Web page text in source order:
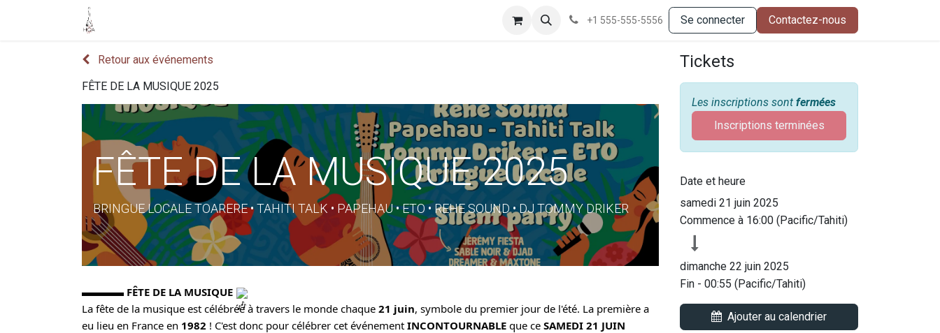
+1 555-555-5556 Se connecter Contactez-nous
Retour aux événements
FÊTE DE LA MUSIQUE 2025
FÊTE DE LA MUSIQUE 2025
BRINGUE LOCALE TOARERE • TAHITI TALK • PAPEHAU • ETO • REHE SOUND • DJ TOMMY DRIKER
▬▬▬▬ FÊTE DE LA MUSIQUE
La fête de la musique est célébrée à travers le monde chaque 21 juin, symbole du premier jour de l'été. La première a
eu lieu en France en 1982 ! C'est donc pour célébrer cet événement INCONTOURNABLE que ce SAMEDI 21 JUIN
Tickets
Les inscriptions sont fermées
Inscriptions terminées
Date et heure
samedi 21 juin 2025
Commence à 16:00 (Pacific/Tahiti)
dimanche 22 juin 2025
Fin - 00:55 (Pacific/Tahiti)
Ajouter au calendrier